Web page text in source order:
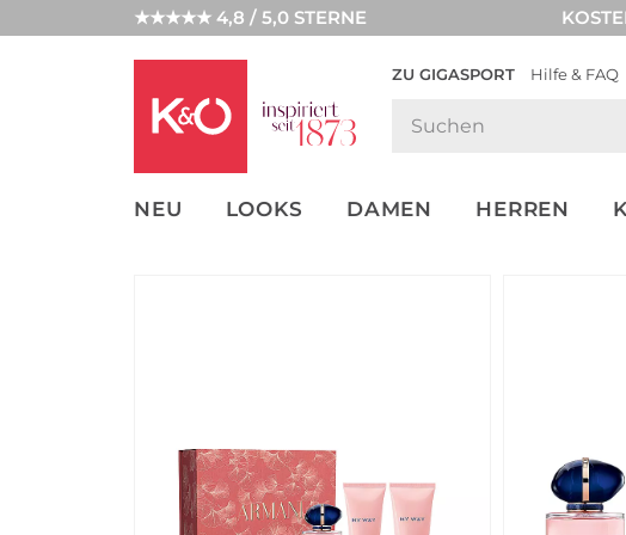
★★★★★ 4,8 / 5,0 STERNE
ZU GIGASPORT Hilfe & FAQ
NEU LOOKS DAMEN HERREN
NEW IN
WEDDING